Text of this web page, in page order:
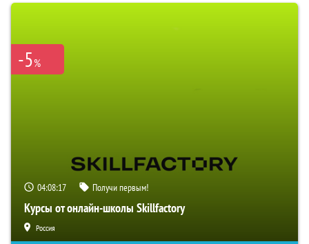
-5%
04:08:16 Получи первым!
Курсы от онлайн-школы Skillfactory
Россия